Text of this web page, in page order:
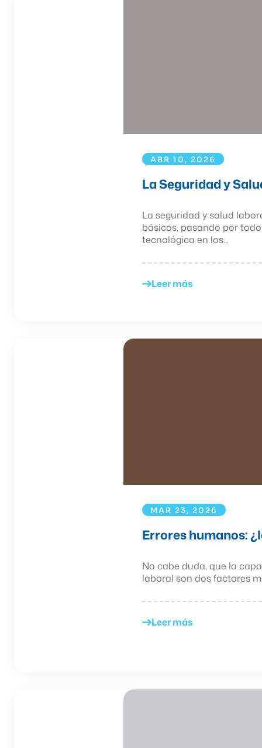
ABR 10, 2026
La Seguridad y
La seguridad y salud
básicos, pasando por
tecnológica en los...
Leer más
MAR 23, 2026
Errores humanos:
No cabe duda, que la
laboral son dos factores
Leer más